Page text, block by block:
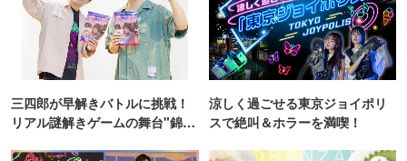
三四郎が早解きバトルに挑戦！
リアル謎解きゲームの舞台"錦糸
涼しく過ごせる東京ジョイポリ
スで絶叫＆ホラーを満喫！